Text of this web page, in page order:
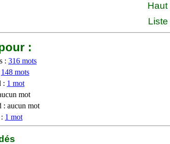
:
: 316 mots
148 mots
: 1 mot
mot
: aucun mot
1 mot